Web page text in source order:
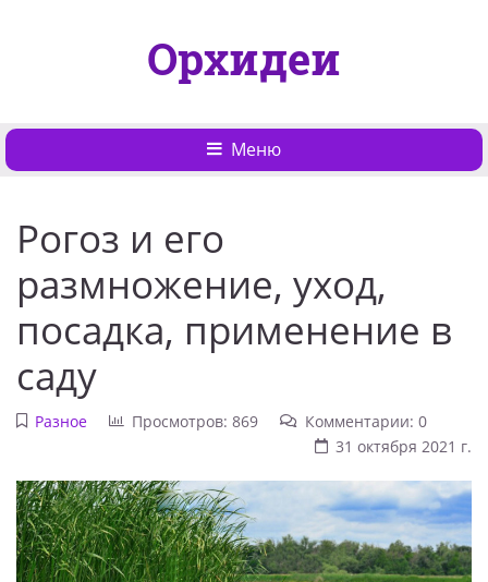
Орхидеи
Меню
Рогоз и его
размножение, уход,
посадка, применение в
саду
Разное Просмотров: 869
Комментарии: 0
31 октября 2021 г.